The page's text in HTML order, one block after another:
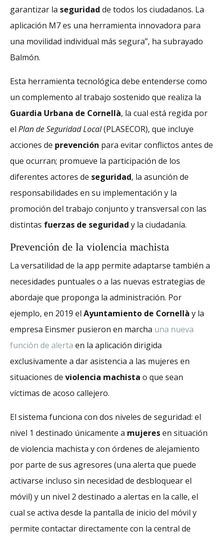
garantizar la seguridad de todos los ciudadanos. La
aplicación M7 es una herramienta innovadora para
una movilidad individual más segura”, ha subrayado
Balmón.
Esta herramienta tecnológica debe entenderse como
un complemento al trabajo sostenido que realiza la
Guardia Urbana de Cornellà, la cual está regida por
el Plan de Seguridad Local(PLASECOR), que incluye
acciones de prevención para evitar conflictos antes de
que ocurran; promueve la participación de los
diferentes actores de seguridad, la asunción de
responsabilidades en su implementación y la
promoción del trabajo conjunto y transversal con las
distintas fuerzas de seguridad y la ciudadanía.
Prevención de la violencia machista
La versatilidad de la app permite adaptarse también a
necesidades puntuales o a las nuevas estrategias de
abordaje que proponga la administración. Por
ejemplo, en 2019 el Ayuntamiento de Cornellà y la
empresa Einsmer pusieron en marcha una nueva
función de alerta en la aplicación dirigida
exclusivamente a dar asistencia a las mujeres en
situaciones de violencia machista o que sean
víctimas de acoso callejero.
El sistema funciona con dos niveles de seguridad: el
nivel 1 destinado únicamente a mujeresen situación
de violencia machista y con órdenes de alejamiento
por parte de sus agresores (una alerta que puede
activarse incluso sin necesidad de desbloquear el
móvil) y un nivel 2 destinado a alertas en la calle, el
cual se activa desde la pantalla de inicio del móvil y
permite contactar directamente con la central de